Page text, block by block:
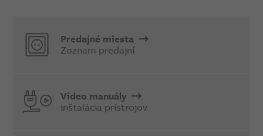
Predajné miesta
Zoznam predajní
Video manuály
inštalácia prístrojov